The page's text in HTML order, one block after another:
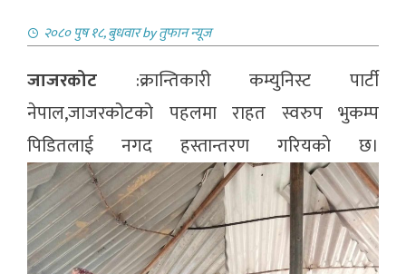
२०८० पुष १८, बुधवारbyतुफान न्यूज
जाजरकोट :क्रान्तिकारी कम्युनिस्ट पार्टी
नेपाल,जाजरकोटको पहलमा राहत स्वरुप भुकम्प
पिडितलाई नगद हस्तान्तरण गरियकाे छ।